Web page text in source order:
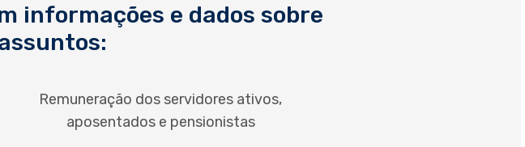
informações e dados sobre
Remuneração dos servidores ativos,
aposentados e pensionistas